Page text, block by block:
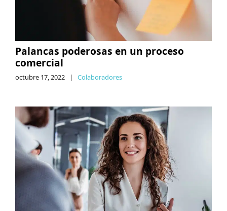
Palancas poderosas en un proceso
comercial
octubre 17, 2022 | Colaboradores